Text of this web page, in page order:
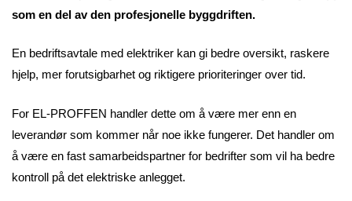
som en del av den profesjonelle byggdriften.
En bedriftsavtale med elektriker kan gi bedre oversikt, raskere
hjelp, mer forutsigbarhet og riktigere prioriteringer over tid.
For EL-PROFFEN handler dette om å være mer enn en
leverandør som kommer når noe ikke fungerer. Det handler om
å være en fast samarbeidspartner for bedrifter som vil ha bedre
kontroll på det elektriske anlegget.